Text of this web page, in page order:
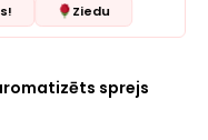
Ziedu
sprejs